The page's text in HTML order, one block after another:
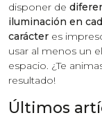
disponer de
iluminación en
carácter es
usar al menos un
espacio. ¿Te
resultado!
Últimos